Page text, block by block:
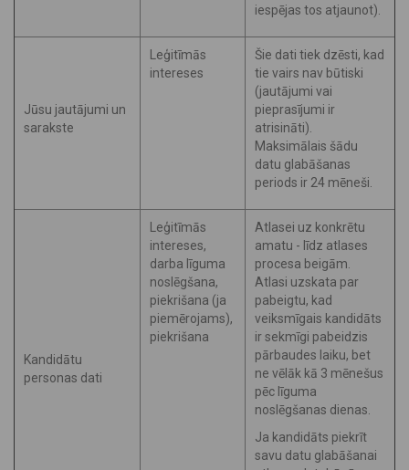
iespējas tos atjaunot).
Jūsu jautājumi un
sarakste
Leģitīmās
intereses
Šie dati tiek dzēsti, kad
tie vairs nav būtiski
(jautājumi vai
pieprasījumi ir
atrisināti).
Maksimālais šādu
datu glabāšanas
periods ir 24 mēneši.
Kandidātu
personas dati
Leģitīmās
intereses,
darba līguma
noslēgšana,
piekrišana (ja
piemērojams),
piekrišana
Atlasei uz konkrētu
amatu - līdz atlases
procesa beigām.
Atlasi uzskata par
pabeigtu, kad
veiksmīgais kandidāts
ir sekmīgi pabeidzis
pārbaudes laiku, bet
ne vēlāk kā 3 mēnešus
pēc līguma
noslēgšanas dienas.
Ja kandidāts piekrīt
savu datu glabāšanai